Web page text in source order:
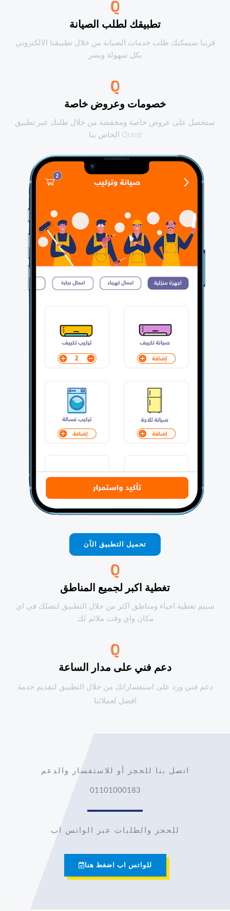
تطبيقك لطلب الصيانة
قريبا سيمكنك طلب خدمات الصيانة من خلال تطبيقنا الالكتروني
بكل سهولة ويسر
خصومات وعروض خاصة
ستحصل على عروض خاصة ومخفضة من خلال طلبك عبر تطبيق
Quest الخاص بنا
تحميل التطبيق الآن
تغطية اكبر لجميع المناطق
سيتم تغطية احياء ومناطق اكثر من خلال التطبيق لنصلك في اي
مكان واي وقت ملائم لك
دعم فني على مدار الساعة
دعم فني ورد على استفساراتك من خلال التطبيق لتقديم خدمة
افضل لعملائنا
اتصل بنا للحجز أو للاستفسار والدعم
01101000183
للحجز والطلبات عبر الواتس اب
للواتس اب اضغط هنا